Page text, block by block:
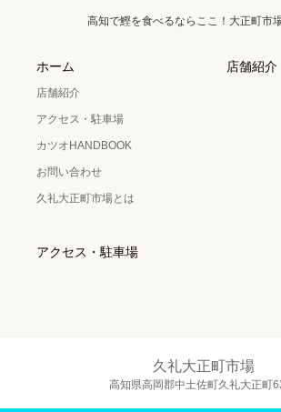
高知で鰹を食べるならここ！大正町市
ホーム
店舗紹介
アクセス・駐車場
カツオHANDBOOK
お問い合わせ
久礼大正町市場とは
店舗紹介
アクセス・駐車場
久礼大正町市場
高知県高岡郡中土佐町久礼大正町